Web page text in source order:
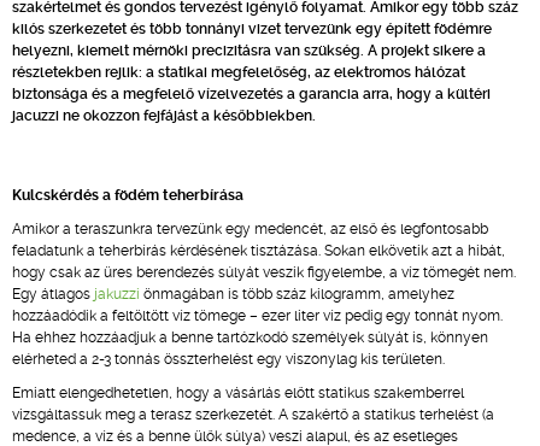
szakértelmet és gondos tervezést igénylő folyamat. Amikor egy több száz
kilós szerkezetet és több tonnányi vizet tervezünk egy épített födémre
helyezni, kiemelt mérnöki precizitásra van szükség. A projekt sikere a
részletekben rejlik: a statikai megfelelőség, az elektromos hálózat
biztonsága és a megfelelő vízelvezetés a garancia arra, hogy a kültéri
jacuzzi ne okozzon fejfájást a későbbiekben.
Kulcskérdés a födém teherbírása
Amikor a teraszunkra tervezünk egy medencét, az első és legfontosabb
feladatunk a teherbírás kérdésének tisztázása. Sokan elkövetik azt a hibát,
hogy csak az üres berendezés súlyát veszik figyelembe, a víz tömegét nem.
Egy átlagos jakuzzi önmagában is több száz kilogramm, amelyhez
hozzáadódik a feltöltött víz tömege – ezer liter víz pedig egy tonnát nyom.
Ha ehhez hozzáadjuk a benne tartózkodó személyek súlyát is, könnyen
elérheted a 2-3 tonnás összterhelést egy viszonylag kis területen.
Emiatt elengedhetetlen, hogy a vásárlás előtt statikus szakemberrel
vizsgáltassuk meg a terasz szerkezetét. A szakértő a statikus terhelést (a
medence, a víz és a benne ülők súlya) veszi alapul, és az esetleges